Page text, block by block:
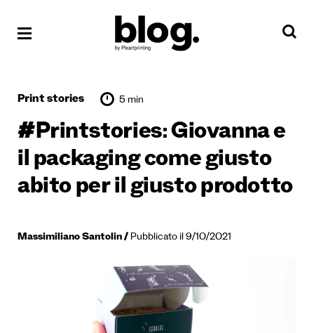
Print stories 5 min
#Printstories: Giovanna e
il packaging come giusto
abito per il giusto prodotto
Massimiliano Santolin Pubblicato il 9/10/2021